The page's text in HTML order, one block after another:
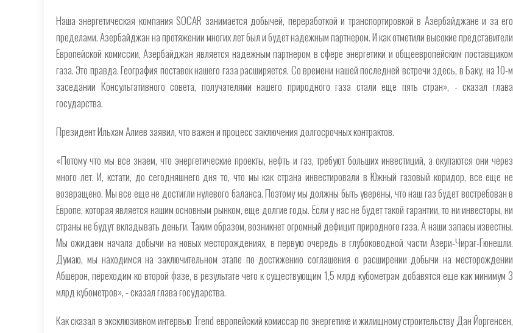
Наша энергетическая компания SOCAR занимается добычей, переработкой и транспортировкой в Азербайджане и за его
пределами. Азербайджан на протяжении многих лет был и будет надежным партнером. И как отметили высокие представители
Европейской комиссии, Азербайджан является надежным партнером в сфере энергетики и общеевропейским поставщиком
газа. Это правда. География поставок нашего газа расширяется. Со времени нашей последней встречи здесь, в Баку, на 10-м
заседании Консультативного совета, получателями нашего природного газа стали еще пять стран», - сказал глава
государства.
Президент Ильхам Алиев заявил, что важен и процесс заключения долгосрочных контрактов.
«Потому что мы все знаем, что энергетические проекты, нефть и газ, требуют больших инвестиций, а окупаются они через
много лет. И, кстати, до сегодняшнего дня то, что мы как страна инвестировали в Южный газовый коридор, все еще не
возвращено. Мы все еще не достигли нулевого баланса. Поэтому мы должны быть уверены, что наш газ будет востребован в
Европе, которая является нашим основным рынком, еще долгие годы. Если у нас не будет такой гарантии, то ни инвесторы, ни
страны не будут вкладывать деньги. Таким образом, возникнет огромный дефицит природного газа. А наши запасы известны.
Мы ожидаем начала добычи на новых месторождениях, в первую очередь в глубоководной части Азери-Чираг-Гюнешли.
Думаю, мы находимся на заключительном этапе по достижению соглашения о расширении добычи на месторождении
Абшерон, переходим ко второй фазе, в результате чего к существующим 1,5 млрд кубометрам добавятся еще как минимум 3
млрд кубометров», - сказал глава государства.
Как сказал в эксклюзивном интервью Trend европейский комиссар по энергетике и жилищному строительству Дан Йоргенсен,